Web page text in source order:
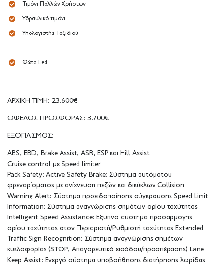
Τιμόνι Πολλών Χρήσεων
Υδραυλικό τιμόνι
Υπολογιστής Ταξιδιού
Φώτα Led
ΑΡΧΙΚΗ ΤΙΜΗ: 23.600€
ΟΦΕΛΟΣ ΠΡΟΣΦΟΡΑΣ: 3.700€
ΕΞΟΠΛΙΣΜΟΣ:
ABS, EBD, Brake Assist, ASR, ESP και Hill Assist
Cruise control με Speed limiter
Pack Safety: Active Safety Brake: Σύστημα αυτόματου
φρεναρίσματος με ανίχνευση πεζών και δικύκλων Collision
Warning Alert: Σύστημα προειδοποίησης σύγκρουσης Speed Limit
Information: Σύστημα αναγνώρισης σημάτων ορίου ταχύτητας
Intelligent Speed Assistance: Έξυπνο σύστημα προσαρμογής
ορίου ταχύτητας στον Περιοριστή/Ρυθμιστή ταχύτητας Extended
Traffic Sign Recognition: Σύστημα αναγνώρισης σημάτων
κυκλοφορίας (STOP, Απαγορευτικό εισόδου/προσπέρασης) Lane
Keep Assist: Ενεργό σύστημα υποβοήθησης διατήρησης λωρίδας